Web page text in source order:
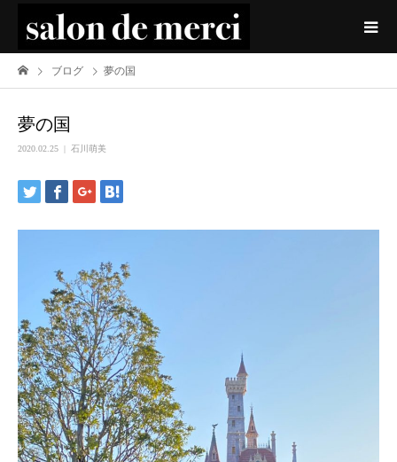
ブログ 夢の国
夢の国
2020.02.25 石川萌美